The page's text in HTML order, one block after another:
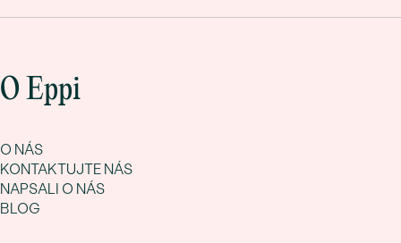
O Eppi
O NÁS
KONTAKTUJTE NÁS
NAPSALI O NÁS
BLOG